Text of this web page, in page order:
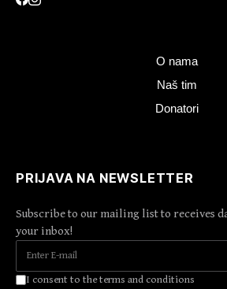
O nama
Naš tim
Donatori
PRIJAVA NA NEWSLETTER
Subscribe to our mailing list to receives
your inbox!
I consent to the terms and conditions